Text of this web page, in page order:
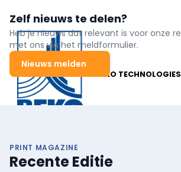
BEKO TECHNOLOGIES
Zelf nieuws te delen?
Heb je nieuws dat relevant is voor onze
met ons via het meldformulier.
Nieuws melden
PRINT MAGAZINE
Recente Editie